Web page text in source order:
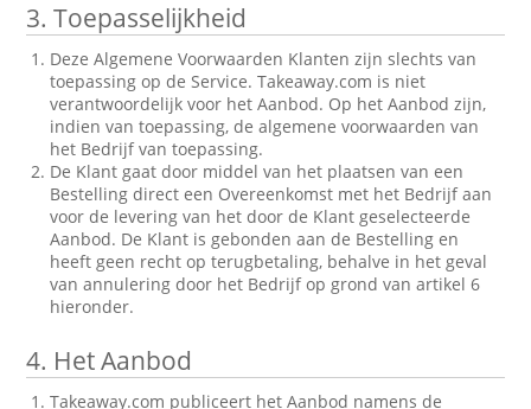
3. Toepasselijkheid
Deze Algemene Voorwaarden Klanten zijn slechts van
toepassing op de Service. Takeaway.com is niet
verantwoordelijk voor het Aanbod. Op het Aanbod zijn,
indien van toepassing, de algemene voorwaarden van
het Bedrijf van toepassing.
De Klant gaat door middel van het plaatsen van een
Bestelling direct een Overeenkomst met het Bedrijf aan
voor de levering van het door de Klant geselecteerde
Aanbod. De Klant is gebonden aan de Bestelling en
heeft geen recht op terugbetaling, behalve in het geval
van annulering door het Bedrijf op grond van artikel 6
hieronder.
4. Het Aanbod
Takeaway.com publiceert het Aanbod namens de